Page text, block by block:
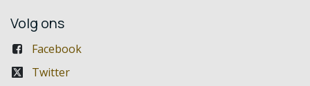
Volg ons
Facebook
Twitter